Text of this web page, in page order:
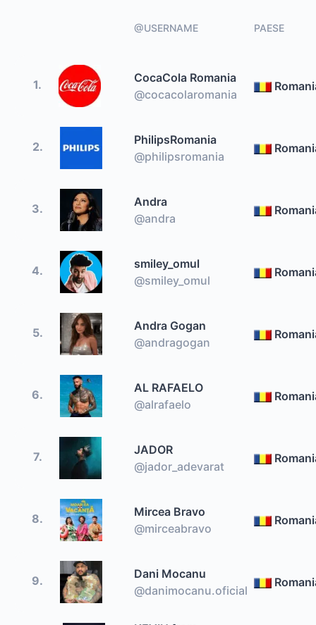
@USERNAME PAESE
1.
CocaCola Romania
@cocacolaromania
2.
PhilipsRomania
@philipsromania
3.
Andra
@andra
4.
smiley_omul
@smiley_omul
5.
Andra Gogan
@andragogan
6.
AL RAFAELO
@alrafaelo
7.
JADOR
@jador_adevarat
8.
Mircea Bravo
@mirceabravo
9.
Dani Mocanu
@danimocanu.oficial